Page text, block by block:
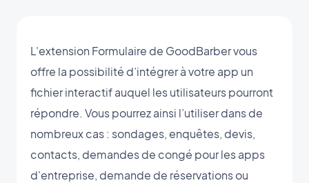
L'extension Formulaire de GoodBarber vous
offre la possibilité d’intégrer à votre app un
fichier interactif auquel les utilisateurs pourront
répondre. Vous pourrez ainsi l’utiliser dans de
nombreux cas : sondages, enquêtes, devis,
contacts, demandes de congé pour les apps
d'entreprise, demande de réservations ou